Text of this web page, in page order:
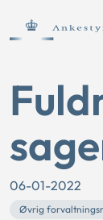
06-01-2022
Øvrig